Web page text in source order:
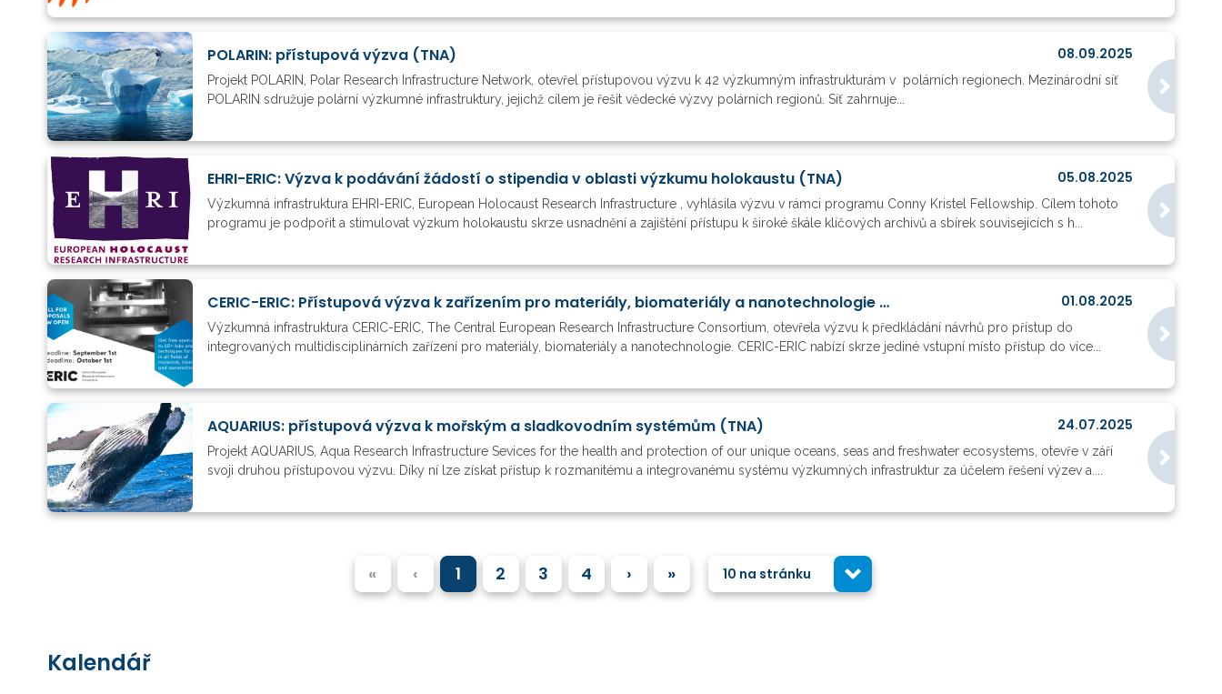
POLARIN: přístupová výzva (TNA) 08.09.2025
Projekt POLARIN, Polar Research Infrastructure Network, otevřel přístupovou výzvu k 42 výzkumným infrastrukturám v polárních regionech. Mezinárodní síť
POLARIN sdružuje polární výzkumné infrastruktury, jejichž cílem je řešit vědecké výzvy polárních regionů. Síť zahrnuje...
EHRI-ERIC: Výzva k podávání žádostí o stipendia v oblasti výzkumu holokaustu (TNA) 05.08.2025
Výzkumná infrastruktura EHRI-ERIC, European Holocaust Research Infrastructure , vyhlásila výzvu v rámci programu Conny Kristel Fellowship. Cílem tohoto
programu je podpořit a stimulovat výzkum holokaustu skrze usnadnění a zajištění přístupu k široké škále klíčových archivů a sbírek souvisejících s h...
CERIC-ERIC: Přístupová výzva k zařízením pro materiály, biomateriály a nanotechnologie (TNA) 01.08.2025
Výzkumná infrastruktura CERIC-ERIC, The Central European Research Infrastructure Consortium, otevřela výzvu k předkládání návrhů pro přístup do
integrovaných multidisciplinárních zařízení pro materiály, biomateriály a nanotechnologie. CERIC-ERIC nabízí skrze jediné vstupní místo přístup do více...
AQUARIUS: přístupová výzva k mořským a sladkovodním systémům (TNA) 24.07.2025
Projekt AQUARIUS, Aqua Research Infrastructure Sevices for the health and protection of our unique oceans, seas and freshwater ecosystems, otevře v září
svoji druhou přístupovou výzvu. Díky ní lze získat přístup k rozmanitému a integrovanému systému výzkumných infrastruktur za účelem řešení výzev a....
« ‹ 1 2 3 4 › » 10 na stránku
Kalendář